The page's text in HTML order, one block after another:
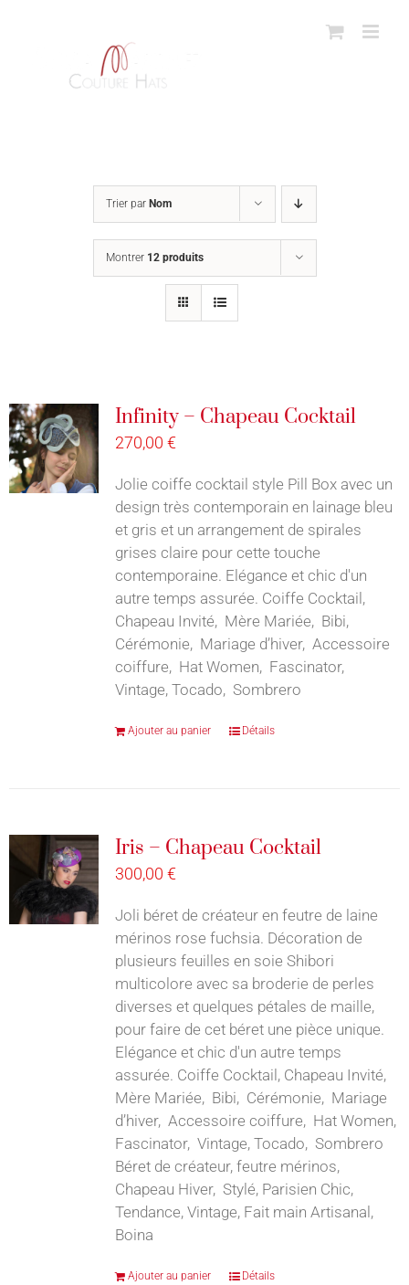
Trier par Nom
Montrer 12 produits
Infinity – Chapeau Cocktail
270,00 €
Jolie coiffe cocktail style Pill Box avec un
design très contemporain en lainage bleu
et gris et un arrangement de spirales
grises claire pour cette touche
contemporaine. Elégance et chic d'un
autre temps assurée. Coiffe Cocktail,
Chapeau Invité, Mère Mariée, Bibi,
Cérémonie, Mariage d’hiver, Accessoire
coiffure, Hat Women, Fascinator,
Vintage, Tocado, Sombrero
Ajouter au panier Détails
Iris – Chapeau Cocktail
300,00 €
Joli béret de créateur en feutre de laine
mérinos rose fuchsia. Décoration de
plusieurs feuilles en soie Shibori
multicolore avec sa broderie de perles
diverses et quelques pétales de maille,
pour faire de cet béret une pièce unique.
Elégance et chic d'un autre temps
assurée. Coiffe Cocktail, Chapeau Invité,
Mère Mariée, Bibi, Cérémonie, Mariage
d’hiver, Accessoire coiffure, Hat Women,
Fascinator, Vintage, Tocado, Sombrero
Béret de créateur, feutre mérinos,
Chapeau Hiver, Stylé, Parisien Chic,
Tendance, Vintage, Fait main Artisanal,
Boina
Ajouter au panier Détails